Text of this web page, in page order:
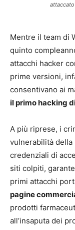
Mentre il team di
quinto
attacchi hacker
prime versioni,
consentivano ai
il primo hacking
A più riprese, i
vulnerabilità
credenziali di
siti colpiti,
primi attacchi
pagine
prodotti
all’insaputa dei